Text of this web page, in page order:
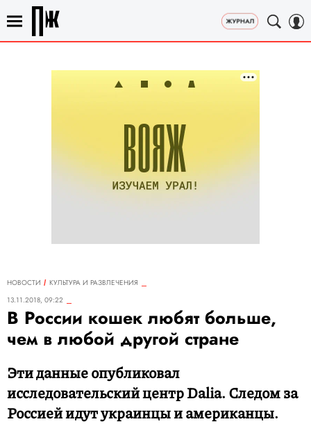
НОВОСТИ
КУЛЬТУРА И РАЗВЛЕЧЕНИЯ
13.11.2018, 09:22
В России кошек любят больше,
чем в любой другой стране
Эти данные опубликовал
исследовательский центр Dalia. Следом за
Россией идут украинцы и американцы.